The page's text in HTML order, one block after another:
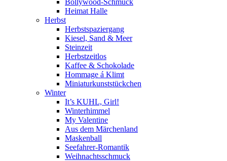
Bollywood-Schmuck
Heimat Halle
Herbst
Herbstspaziergang
Kiesel, Sand & Meer
Steinzeit
Herbstzeitlos
Kaffee & Schokolade
Hommage á Klimt
Miniaturkunststückchen
Winter
It’s KUHL, Girl!
Winterhimmel
My Valentine
Aus dem Märchenland
Maskenball
Seefahrer-Romantik
Weihnachtsschmuck